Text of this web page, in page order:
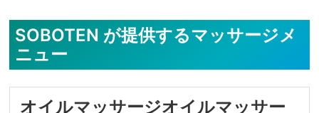
SOBOTEN が提供するマッサージメ
ニュー
オイルマッサージオイルマッサー